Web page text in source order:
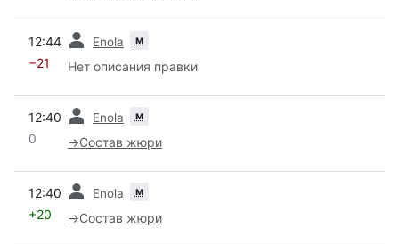
12:44 Enola м
−21 Нет описания правки
12:40 Enola м
0 →Состав жюри
12:40 Enola м
+20 →Состав жюри